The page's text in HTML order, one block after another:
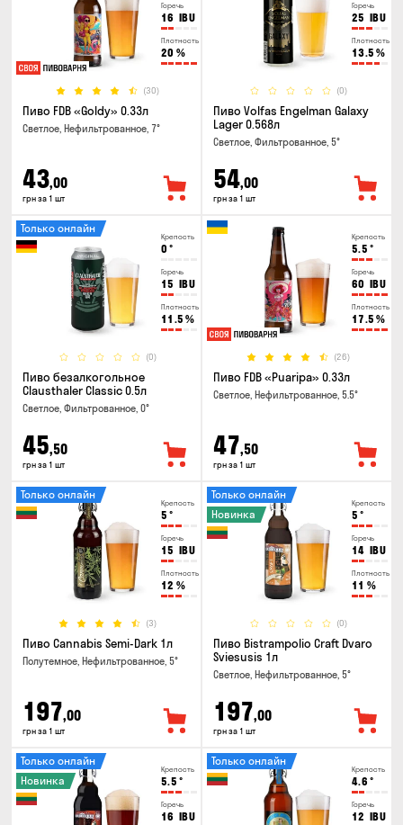
Горечь
16 IBU
Плотность
20 %
(30)
Пиво FDB «Goldy» 0.33л
Светлое, Нефильтрованное, 7°
43,00
грн за 1 шт
Горечь
25 IBU
Плотность
13.5 %
(0)
Пиво Volfas Engelman Galaxy
Lager 0.568л
Светлое, Фильтрованное, 5°
54,00
грн за 1 шт
Крепость
0 °
Горечь
15 IBU
Плотность
11.5 %
(0)
Только онлайн
Пиво безалкогольное
Clausthaler Classic 0.5л
Светлое, Фильтрованное, 0°
45,50
грн за 1 шт
Крепость
5.5 °
Горечь
60 IBU
Плотность
17.5 %
(26)
Пиво FDB «Puaripa» 0.33л
Светлое, Нефильтрованное, 5.5°
47,50
грн за 1 шт
Крепость
5 °
Горечь
15 IBU
Плотность
12 %
(3)
Только онлайн
Пиво Cannabis Semi-Dark 1л
Полутемное, Нефильтрованное, 5°
197,00
грн за 1 шт
Крепость
5 °
Горечь
14 IBU
Плотность
11 %
(0)
Только онлайн
Новинка
Пиво Bistrampolio Craft Dvaro
Sviesusis 1л
Светлое, Нефильтрованное, 5°
197,00
грн за 1 шт
Крепость
5.5 °
Горечь
16 IBU
Только онлайн
Новинка
Крепость
4.6 °
Горечь
12 IBU
Только онлайн